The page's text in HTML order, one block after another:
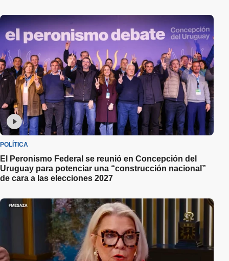
POLÍTICA
El Peronismo Federal se reunió en Concepción del
Uruguay para potenciar una “construcción nacional”
de cara a las elecciones 2027